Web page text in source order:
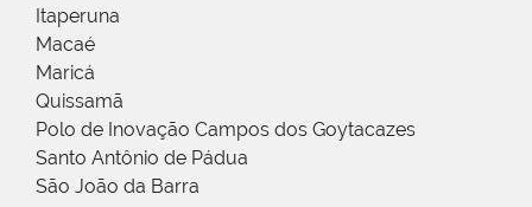
Itaperuna
Macaé
Maricá
Quissamã
Polo de Inovação Campos dos Goytacazes
Santo Antônio de Pádua
São João da Barra